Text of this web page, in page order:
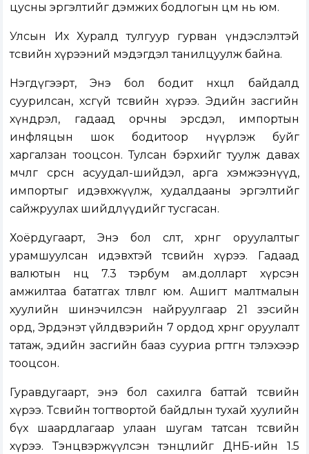
цусны эргэлтийг дэмжих бодлогын цөм нь юм.
Улсын Их Хуралд тулгуур гурван үндэслэлтэй
төсвийн хүрээний мэдэгдэл танилцуулж байна.
Нэгдүгээрт, Энэ бол бодит нөхцөл байдалд
суурилсан, хөөсгүй төсвийн хүрээ. Эдийн засгийн
хүндрэл, гадаад орчны эрсдэл, импортын
инфляцын шок бодитоор нүүрлэж буйг
харгалзан тооцсон. Тулсан бэрхийг туулж давах
мөчлөг сөрсөн асуудал-шийдэл, арга хэмжээнүүд,
импортыг идэвхжүүлж, худалдааны эргэлтийг
сайжруулах шийдлүүдийг тусгасан.
Хоёрдугаарт, Энэ бол өсөлт, хөрөнгө оруулалтыг
урамшуулсан идэвхтэй төсвийн хүрээ. Гадаад
валютын нөөц 7.3 тэрбум ам.долларт хүрсэн
амжилтаа бататгах төлөвлөгөө юм. Ашигт малтмалын
хуулийн шинэчилсэн найруулгаар 21 зэсийн
орд, Эрдэнэт үйлдвэрийн 7 ордод хөрөнгө оруулалт
татаж, эдийн засгийн бааз сууриа өргөтгөн тэлэхээр
тооцсон.
Гуравдугаарт, энэ бол сахилга баттай төсвийн
хүрээ. Төсвийн тогтвортой байдлын тухай хуулийн
бүх шаардлагаар улаан шугам татсан төсвийн
хүрээ. Тэнцвэржүүлсэн тэнцлийг ДНБ-ийн 1.5